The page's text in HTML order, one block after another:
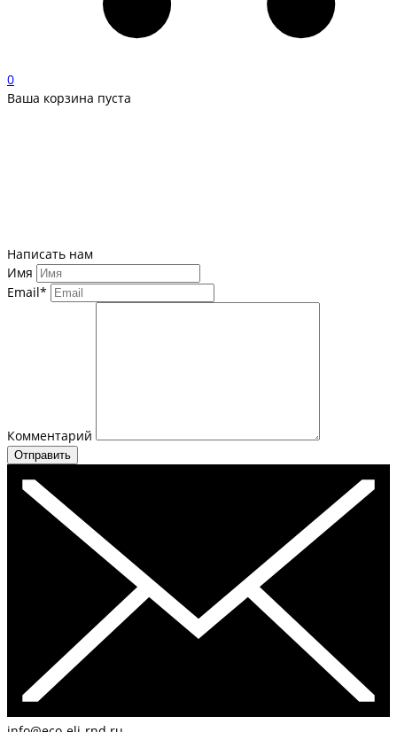
0
Ваша корзина пуста
Написать нам
Имя
Email*
Комментарий
Отправить